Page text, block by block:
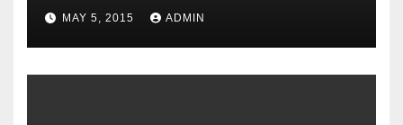
MAY 5, 2015 ADMIN